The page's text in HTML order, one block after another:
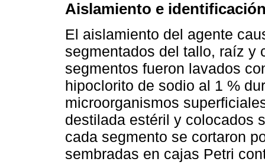
Aislamiento e
El aislamiento del agente
segmentados del tallo, raíz y
segmentos fueron lavados
hipoclorito de sodio al 1 %
microorganismos
destilada estéril y colocados
cada segmento se cortaron
sembradas en cajas Petri